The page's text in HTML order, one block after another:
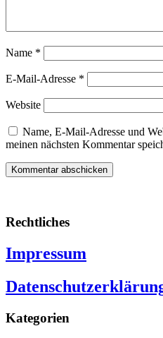
Name *
E-Mail-Adresse *
Website
Name, E-Mail-Adresse und
meinen nächsten Kommentar
Rechtliches
Impressum
Kategorien